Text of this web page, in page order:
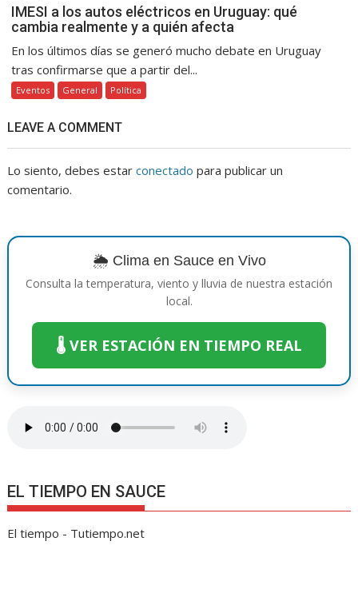
IMESI a los autos eléctricos en Uruguay: qué
cambia realmente y a quién afecta
En los últimos días se generó mucho debate en Uruguay
tras confirmarse que a partir del...
Eventos General Política
LEAVE A COMMENT
Lo siento, debes estarconectado para publicar un
comentario.
🌦️ Clima en Sauce en Vivo
Consulta la temperatura, viento y lluvia de nuestra estación
local.
🌡️ VER ESTACIÓN EN TIEMPO REAL
EL TIEMPO EN SAUCE
El tiempo - Tutiempo.net